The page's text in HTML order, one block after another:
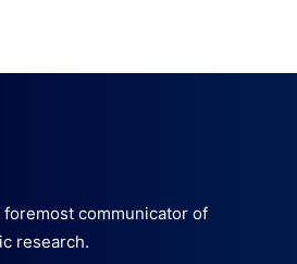
communicator of
research.